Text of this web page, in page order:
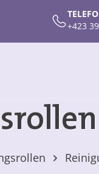
+423